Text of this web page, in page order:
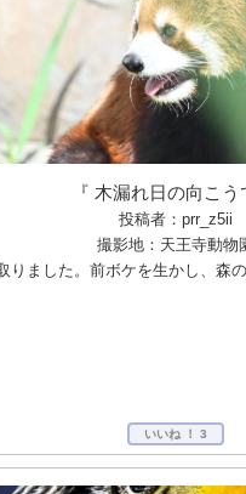
『 木漏れ日の向こう
投稿者：prr_z5ii
撮影地：天王寺動物
りました。前ボケを生かし、森
いいね ！ 3